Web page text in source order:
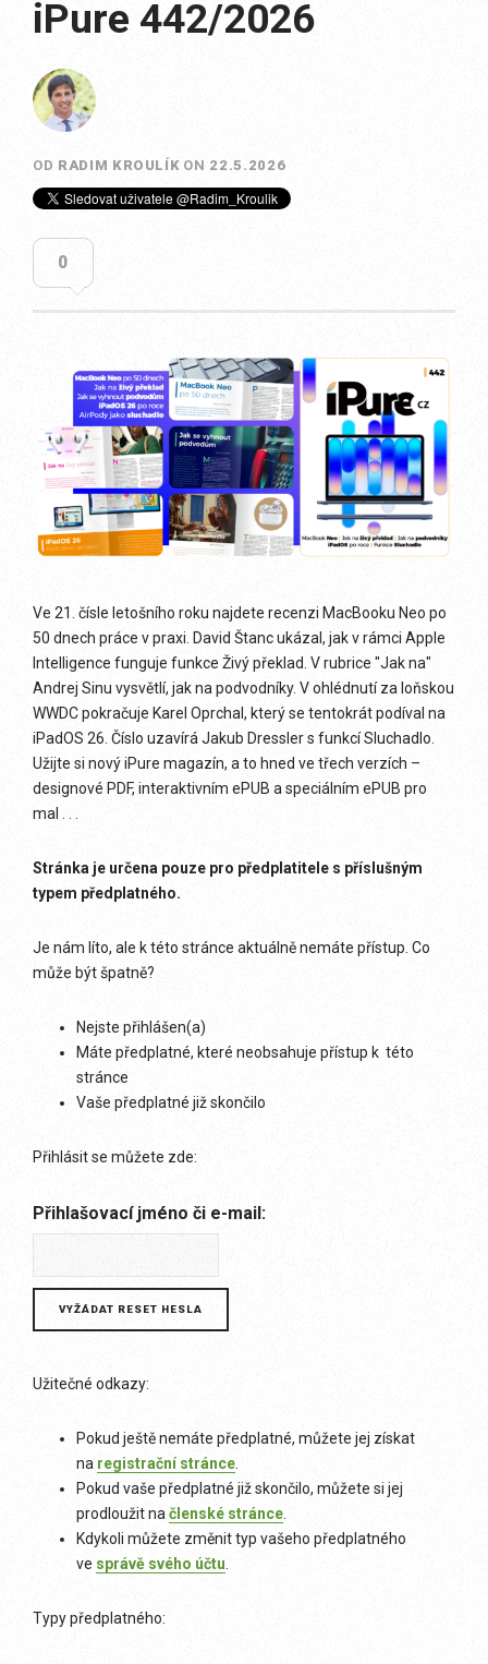
iPure 442/2026
OD RADIM KROULÍK ON 22.5.2026
0
Ve 21. čísle letošního roku najdete recenzi MacBooku Neo po
50 dnech práce v praxi. David Štanc ukázal, jak v rámci Apple
Intelligence funguje funkce Živý překlad. V rubrice "Jak na"
Andrej Sinu vysvětlí, jak na podvodníky. V ohlédnutí za loňskou
WWDC pokračuje Karel Oprchal, který se tentokrát podíval na
iPadOS 26. Číslo uzavírá Jakub Dressler s funkcí Sluchadlo.
Užijte si nový iPure magazín, a to hned ve třech verzích –
designové PDF, interaktivním ePUB a speciálním ePUB pro
mal . . .
Stránka je určena pouze pro předplatitele s příslušným
typem předplatného.
Je nám líto, ale k této stránce aktuálně nemáte přístup. Co
může být špatně?
Nejste přihlášen(a)
Máte předplatné, které neobsahuje přístup k této
stránce
Vaše předplatné již skončilo
Přihlásit se můžete zde:
Přihlašovací jméno či e-mail:
Užitečné odkazy:
Pokud ještě nemáte předplatné, můžete jej získat
na registrační stránce
Pokud vaše předplatné již skončilo, můžete si jej
prodloužit na členské stránce
Kdykoli můžete změnit typ vašeho předplatného
ve správě svého účtu
Typy předplatného: